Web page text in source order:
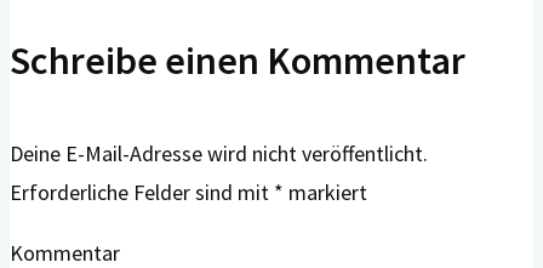
Schreibe einen Kommentar
Deine E-Mail-Adresse wird nicht veröffentlicht.
Erforderliche Felder sind mit * markiert
Kommentar